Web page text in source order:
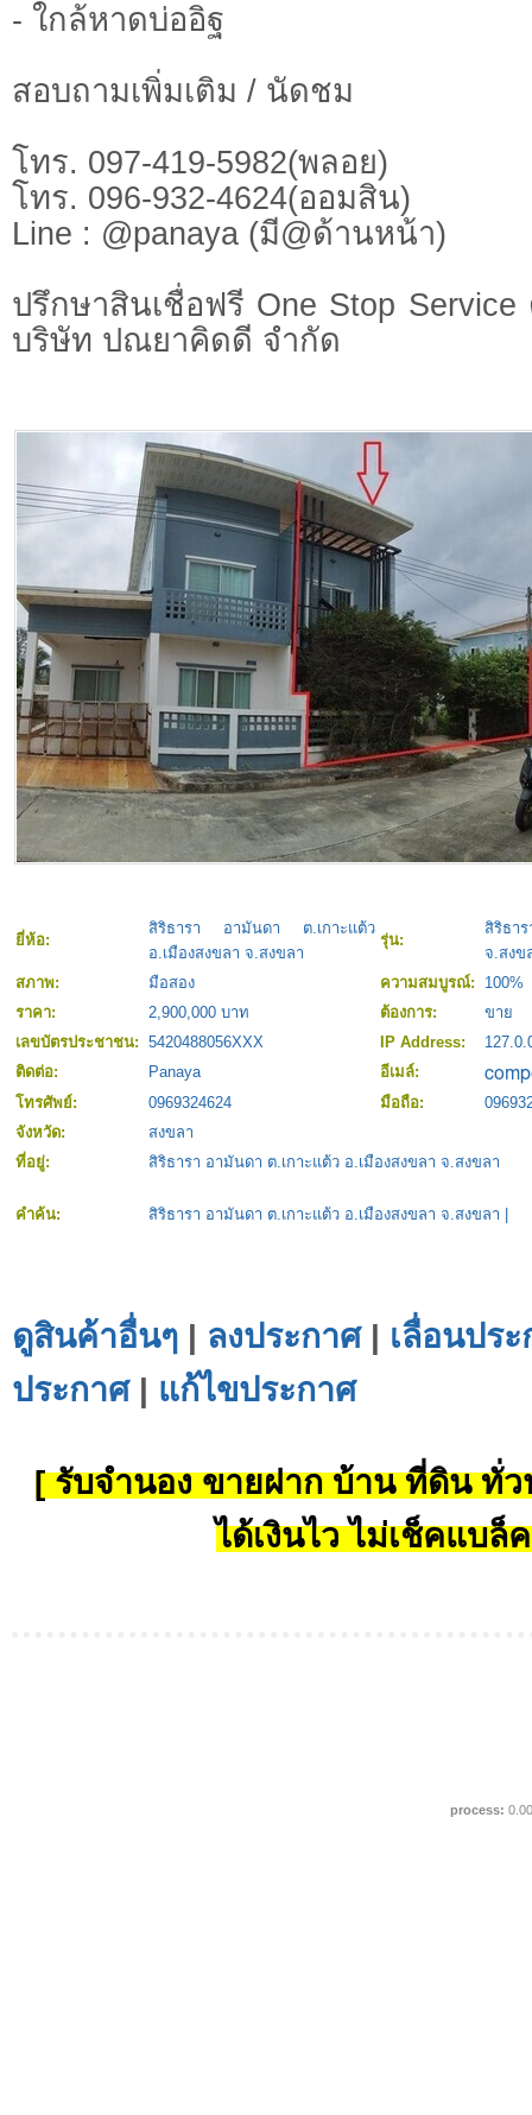
- ใกล้หาดบ่ออิฐ
สอบถามเพิ่มเติม / นัดชม
โทร. 097-419-5982(พลอย)
โทร. 096-932-4624(ออมสิน)
Line : @panaya (มี@ด้านหน้า)
ปรึกษาสินเชื่อฟรี One Stop
บริษัท ปณยาคิดดี จำกัด
ยี่ห้อ:
สิริธารา อามันดา ต.เกาะแต้ว
อ.เมืองสงขลา จ.สงขลา
รุ่น:
สิริธา
จ.สงข
สภาพ:
มือสอง ความสมบูรณ์:
100%
ราคา:
2,900,000 บาท ต้องการ:
ขาย
เลขบัตรประชาชน: 5420488056XXX IP Address:
ติดต่อ:
Panaya
อีเมล์:
โทรศัพย์:
0969324624 มือถือ:
จังหวัด:
สงขลา
ที่อยู่:
สิริธารา อามันดา ต.เกาะแต้ว อ.เมืองสงขลา จ.สงขลา
คำค้น: สิริธารา อามันดา ต.เกาะแต้ว อ.เมืองสงขลา จ.สงขลา
ดูสินค้าอื่นๆ | ลงประกาศ| เลื่อนปร
ประกาศ| แก้ไขประกาศ
[ รับจำนอง ขายฝาก บ้าน ที่ดิน ทั่ว
ได้เงินไว ไม่เช็คแบล็
process: